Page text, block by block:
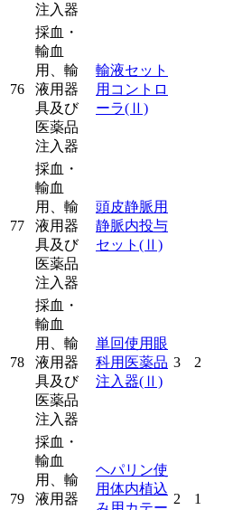
注入器
76
採血・
輸血
用、輸
液用器
具及び
医薬品
注入器
輸液セット
用コントロ
ーラ(Ⅱ)
77
採血・
輸血
用、輸
液用器
具及び
医薬品
注入器
頭皮静脈用
静脈内投与
セット (Ⅱ)
78
採血・
輸血
用、輸
液用器
具及び
医薬品
注入器
単回使用眼
科用医薬品
注入器(Ⅱ)
3 2
79
採血・
輸血
用、輸
液用器
ヘパリン使
用体内植込
2 1